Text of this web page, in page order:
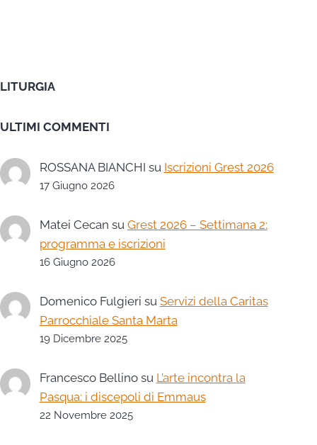
LITURGIA
ULTIMI COMMENTI
ROSSANA BIANCHI su Iscrizioni Grest 2026
17 Giugno 2026
Matei Cecan su Grest 2026 – Settimana 2:
programma e iscrizioni
16 Giugno 2026
Domenico Fulgieri su Servizi della Caritas
Parrocchiale Santa Marta
19 Dicembre 2025
Francesco Bellinosu L’arte incontra la
Pasqua: i discepoli di Emmaus
22 Novembre 2025